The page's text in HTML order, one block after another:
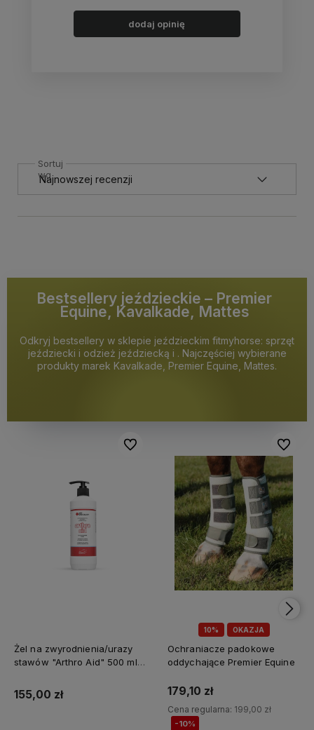
dodaj opinię
Sortuj
wg
Bestsellery jeździeckie – Premier
Equine, Kavalkade, Mattes
Odkryj bestsellery w sklepie jeździeckim fitmyhorse: sprzęt
jeździecki i odzież jeździecką i . Najczęściej wybierane
produkty marek Kavalkade, Premier Equine, Mattes.
Żel na zwyrodnienia/urazy
stawów "Arthro Aid" 500 ml
155,00 zł
Do ulubionych
10% OKAZJA
Ochraniacze padokowe
oddychające Premier Equine
179,10 zł
Cena regularna: 199,00 zł
-10%
Do